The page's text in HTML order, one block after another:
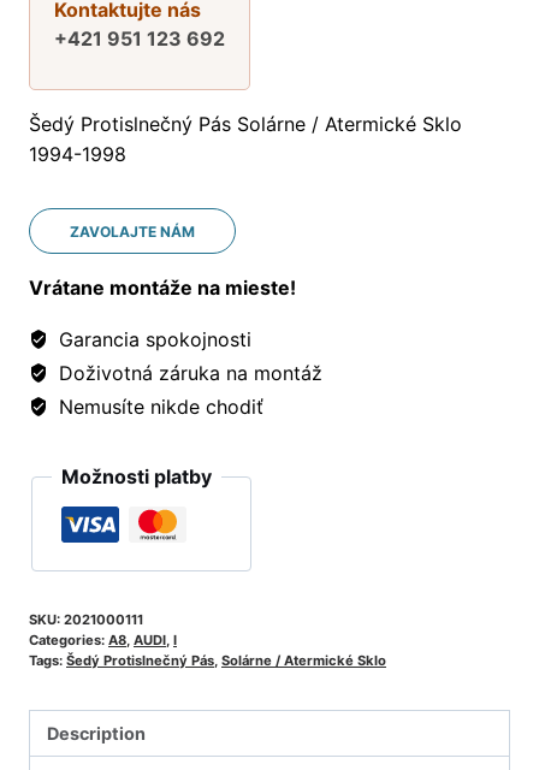
Kontaktujte nás
+421 951 123 692
Šedý Protislnečný Pás Solárne / Atermické Sklo
1994-1998
ZAVOLAJTE NÁM
Vrátane montáže na mieste!
Garancia spokojnosti
Doživotná záruka na montáž
Nemusíte nikde chodiť
Možnosti platby
SKU: 2021000111
Categories: A8 AUDI I
Tags: Šedý Protislnečný Pás Solárne / Atermické Sklo
Description